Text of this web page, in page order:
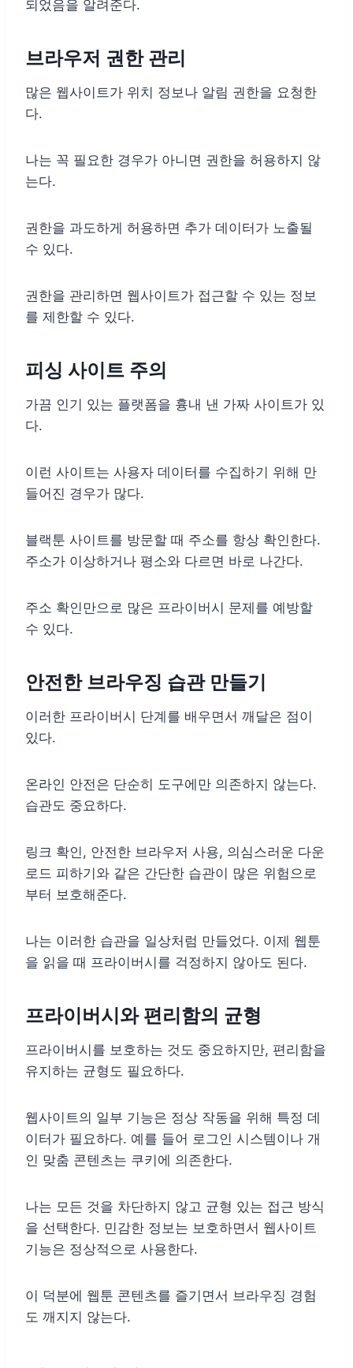
되었음을 알려준다.
브라우저 권한 관리
많은 웹사이트가 위치 정보나 알림 권한을 요청한
다.
나는 꼭 필요한 경우가 아니면 권한을 허용하지 않
는다.
권한을 과도하게 허용하면 추가 데이터가 노출될
수 있다.
권한을 관리하면 웹사이트가 접근할 수 있는 정보
를 제한할 수 있다.
피싱 사이트 주의
가끔 인기 있는 플랫폼을 흉내 낸 가짜 사이트가 있
다.
이런 사이트는 사용자 데이터를 수집하기 위해 만
들어진 경우가 많다.
블랙툰 사이트를 방문할 때 주소를 항상 확인한다.
주소가 이상하거나 평소와 다르면 바로 나간다.
주소 확인만으로 많은 프라이버시 문제를 예방할
수 있다.
안전한 브라우징 습관 만들기
이러한 프라이버시 단계를 배우면서 깨달은 점이
있다.
온라인 안전은 단순히 도구에만 의존하지 않는다.
습관도 중요하다.
링크 확인, 안전한 브라우저 사용, 의심스러운 다운
로드 피하기와 같은 간단한 습관이 많은 위험으로
부터 보호해준다.
나는 이러한 습관을 일상처럼 만들었다. 이제 웹툰
을 읽을 때 프라이버시를 걱정하지 않아도 된다.
프라이버시와 편리함의 균형
프라이버시를 보호하는 것도 중요하지만, 편리함을
유지하는 균형도 필요하다.
웹사이트의 일부 기능은 정상 작동을 위해 특정 데
이터가 필요하다. 예를 들어 로그인 시스템이나 개
인 맞춤 콘텐츠는 쿠키에 의존한다.
나는 모든 것을 차단하지 않고 균형 있는 접근 방식
을 선택한다. 민감한 정보는 보호하면서 웹사이트
기능은 정상적으로 사용한다.
이 덕분에 웹툰 콘텐츠를 즐기면서 브라우징 경험
도 깨지지 않는다.